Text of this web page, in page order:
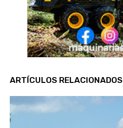
ARTÍCULOS RELACIONADOS